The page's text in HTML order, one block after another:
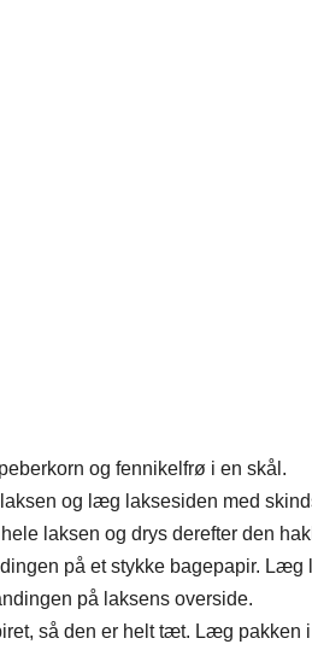
og fennikelfrø i en skål.
og læg laksesiden med
laksen og drys derefter den
på et stykke bagepapir.
på laksens overside.
så den er helt tæt. Læg